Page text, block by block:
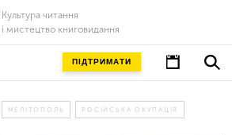
Культура читання
і мистецтво книговидання
ПІДТРИМАТИ
МЕЛІТОПОЛЬ РОСІЙСЬКА ОКУПАЦІЯ